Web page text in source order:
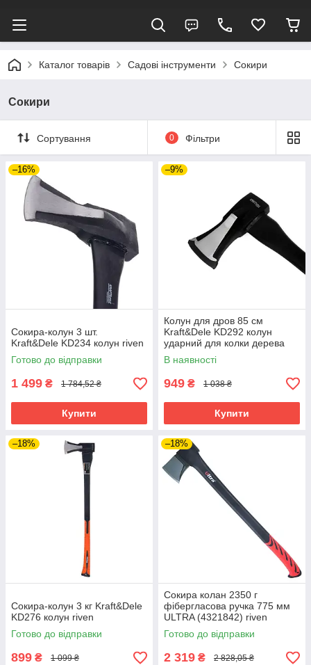
Каталог товарів Садові інструменти Сокири
Сокири
Сортування 0 Фільтри
–16%
Сокира-колун 3 шт.
Kraft&Dele KD234 колун riven
Готово до відправки
1 499 ₴ 1 784,52 ₴
Купити
–9%
Колун для дров 85 см
Kraft&Dele KD292 колун
ударний для колки дерева
riven
В наявності
949 ₴ 1 038 ₴
Купити
–18%
Сокира-колун 3 кг Kraft&Dele
KD276 колун riven
Готово до відправки
899 ₴ 1 099 ₴
–18%
Сокира колан 2350 г
фібергласова ручка 775 мм
ULTRA (4321842) riven
Готово до відправки
2 319 ₴ 2 828,05 ₴